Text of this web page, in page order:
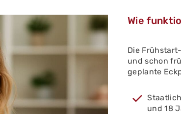
Wie
Die
und schon
geplante
und 18